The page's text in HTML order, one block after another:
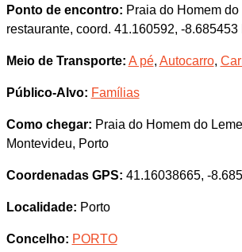
Ponto de encontro: Praia do Homem do
restaurante, coord. 41.160592, -8.685453
Meio de Transporte: A pé, Autocarro,
Público-Alvo: Famílias
Como chegar: Praia do Homem do
Montevideu, Porto
Coordenadas GPS: 41.16038665, -
Localidade: Porto
Concelho: PORTO